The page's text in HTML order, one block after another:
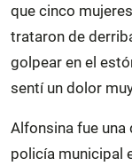
que cinco
trataron de
golpear en el
sentí un dolor
Alfonsina fue una
policía municipal